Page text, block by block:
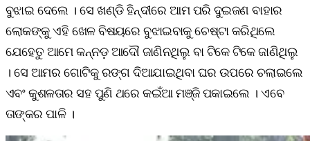
ବୁଝାଇ ଦେଲେ । ସେ ଖଣ୍ଡି ହିନ୍ଦୀରେ ଆମ ପରି ଦୁଇଜଣ ବାହାର
ଲୋକଙ୍କୁ ଏହି ଖେଳ ବିଷୟରେ ବୁଝାଇବାକୁ ଚେଷ୍ଟା କରିଥିଲେ
ଯେହେତୁ ଆମେ କନ୍ନଡ଼ ଆଦୌ ଜାଣିନଥିଲୁ ବା ଟିକେ ଟିକେ ଜାଣିଥିଲୁ
। ସେ ଆମର ଗୋଟିକୁ ରଙ୍ଗ ଦିଆଯାଇଥିବା ଘର ଉପରେ ଚଲାଇଲେ
ଏବଂ କୁଶଳତାର ସହ ପୁଣି ଥରେ କଇଁଆ ମଞ୍ଜି ପକାଇଲେ । ଏବେ
ତାଙ୍କର ପାଳି ।